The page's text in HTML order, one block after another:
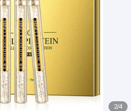
2/4